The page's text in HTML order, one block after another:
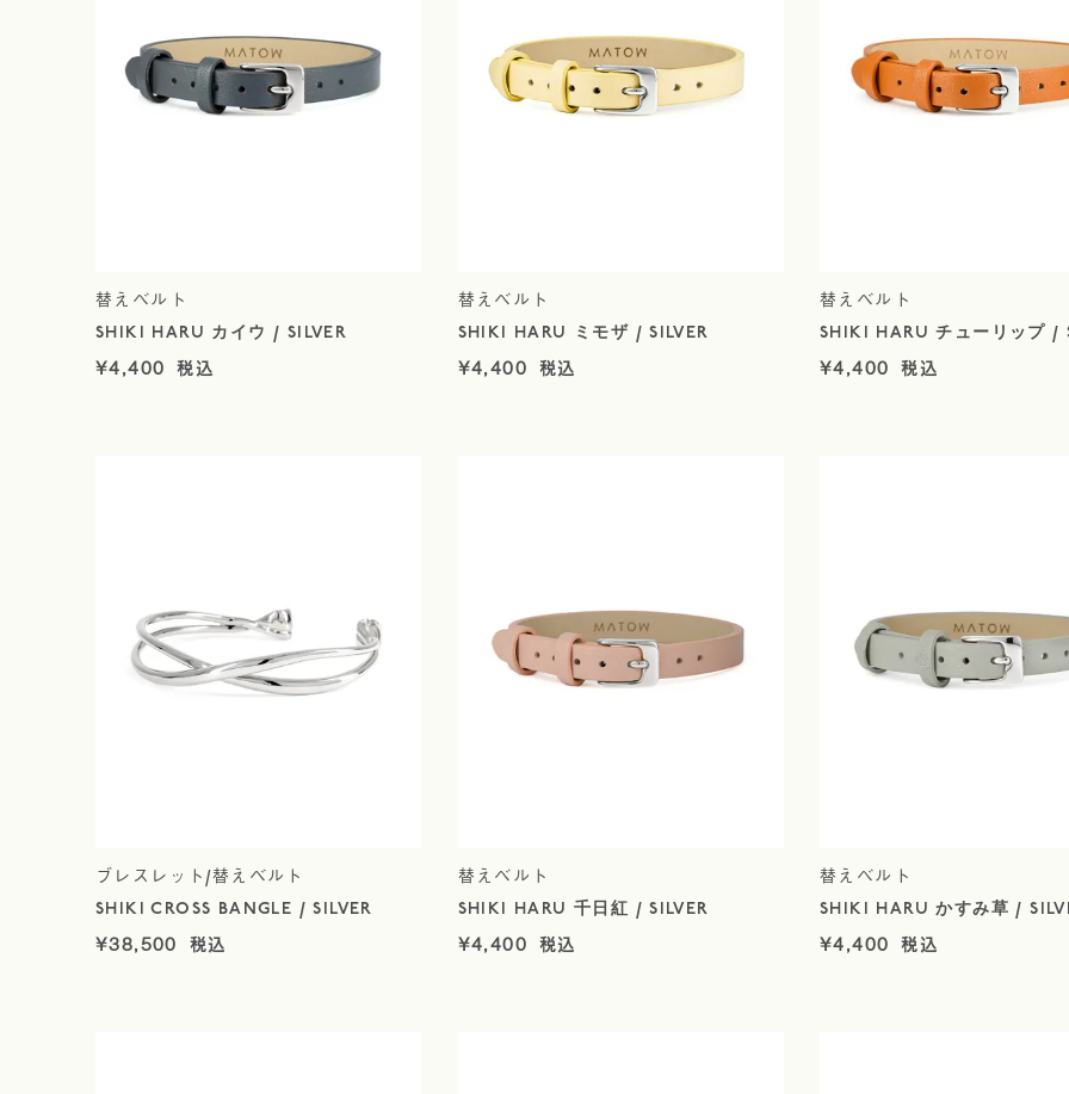
替えベルト
SHIKI HARU カイウ / SILVER
¥4,400
替えベルト
SHIKI HARU ミモザ / SILVER
¥4,400
替えベルト
SHIKI HARU チューリップ /
¥4,400
ブレスレット/替えベルト
SHIKI CROSS BANGLE / SILVER
¥38,500
替えベルト
SHIKI HARU 千日紅 / SILVER
¥4,400
替えベルト
SHIKI HARU かすみ草 /
¥4,400